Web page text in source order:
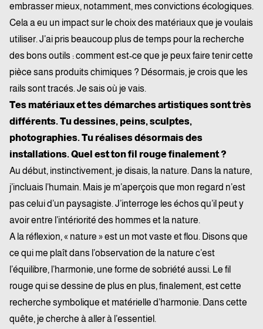
embrasser mieux, notamment, mes convictions écologiques.
Cela a eu un impact sur le choix des matériaux que je voulais
utiliser. J’ai pris beaucoup plus de temps pour la recherche
des bons outils : comment est-ce que je peux faire tenir cette
pièce sans produits chimiques ? Désormais, je crois que les
rails sont tracés. Je sais où je vais.
Tes matériaux et tes démarches artistiques sont très
différents. Tu dessines, peins, sculptes,
photographies. Tu réalises désormais des
installations. Quel est ton fil rouge finalement ?
Au début, instinctivement, je disais, la nature. Dans la nature,
j’incluais l’humain. Mais je m’aperçois que mon regard n’est
pas celui d’un paysagiste. J’interroge les échos qu’il peut y
avoir entre l’intériorité des hommes et la nature.
A la réflexion, « nature » est un mot vaste et flou. Disons que
ce qui me plaît dans l’observation de la nature c’est
l’équilibre, l’harmonie, une forme de sobriété aussi. Le fil
rouge qui se dessine de plus en plus, finalement, est cette
recherche symbolique et matérielle d’harmonie. Dans cette
quête, je cherche à aller à l’essentiel.